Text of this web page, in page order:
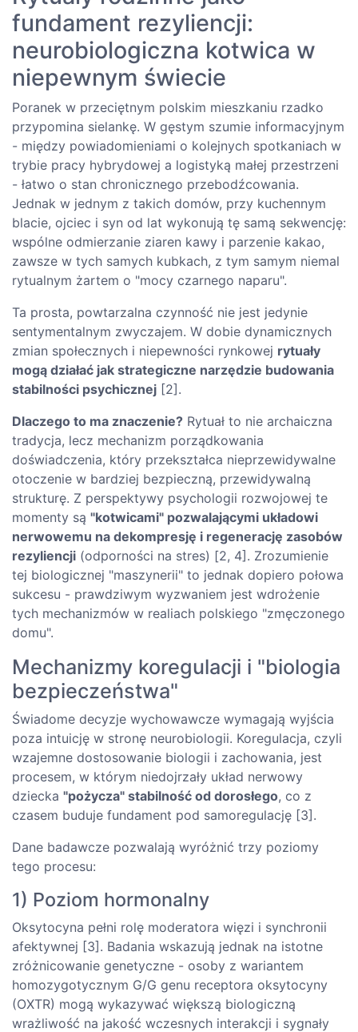
fundament rezyliencji:
neurobiologiczna kotwica w
niepewnym świecie
Poranek w przeciętnym polskim mieszkaniu rzadko
przypomina sielankę. W gęstym szumie informacyjnym
- między powiadomieniami o kolejnych spotkaniach w
trybie pracy hybrydowej a logistyką małej przestrzeni
- łatwo o stan chronicznego przebodźcowania.
Jednak w jednym z takich domów, przy kuchennym
blacie, ojciec i syn od lat wykonują tę samą sekwencję:
wspólne odmierzanie ziaren kawy i parzenie kakao,
zawsze w tych samych kubkach, z tym samym niemal
rytualnym żartem o "mocy czarnego naparu".
Ta prosta, powtarzalna czynność nie jest jedynie
sentymentalnym zwyczajem. W dobie dynamicznych
zmian społecznych i niepewności rynkowej rytuały
mogą działać jak strategiczne narzędzie budowania
stabilności psychicznej [2].
Dlaczego to ma znaczenie? Rytuał to nie archaiczna
tradycja, lecz mechanizm porządkowania
doświadczenia, który przekształca nieprzewidywalne
otoczenie w bardziej bezpieczną, przewidywalną
strukturę. Z perspektywy psychologii rozwojowej te
momenty są "kotwicami" pozwalającymi układowi
nerwowemu na dekompresję i regenerację zasobów
rezyliencji (odporności na stres) [2, 4]. Zrozumienie
tej biologicznej "maszynerii" to jednak dopiero połowa
sukcesu - prawdziwym wyzwaniem jest wdrożenie
tych mechanizmów w realiach polskiego "zmęczonego
domu".
Mechanizmy koregulacji i "biologia
bezpieczeństwa"
Świadome decyzje wychowawcze wymagają wyjścia
poza intuicję w stronę neurobiologii. Koregulacja, czyli
wzajemne dostosowanie biologii i zachowania, jest
procesem, w którym niedojrzały układ nerwowy
dziecka "pożycza" stabilność od dorosłego, co z
czasem buduje fundament pod samoregulację [3].
Dane badawcze pozwalają wyróżnić trzy poziomy
tego procesu:
1) Poziom hormonalny
Oksytocyna pełni rolę moderatora więzi i synchronii
afektywnej [3]. Badania wskazują jednak na istotne
zróżnicowanie genetyczne - osoby z wariantem
homozygotycznym G/G genu receptora oksytocyny
(OXTR) mogą wykazywać większą biologiczną
wrażliwość na jakość wczesnych interakcji i sygnały